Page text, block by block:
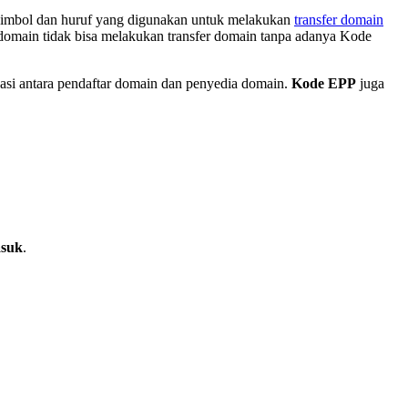
dan huruf yang digunakan untuk melakukan transfer domain
tidak bisa melakukan transfer domain tanpa adanya Kode
antara pendaftar domain dan penyedia domain. Kode EPP juga
.